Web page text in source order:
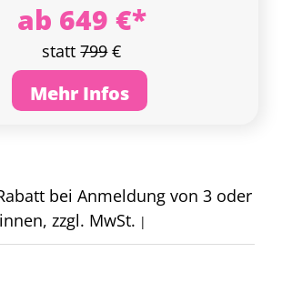
ab 649 €*
statt799€
Mehr Infos
bei Anmeldung von 3 oder
zzgl. MwSt. |